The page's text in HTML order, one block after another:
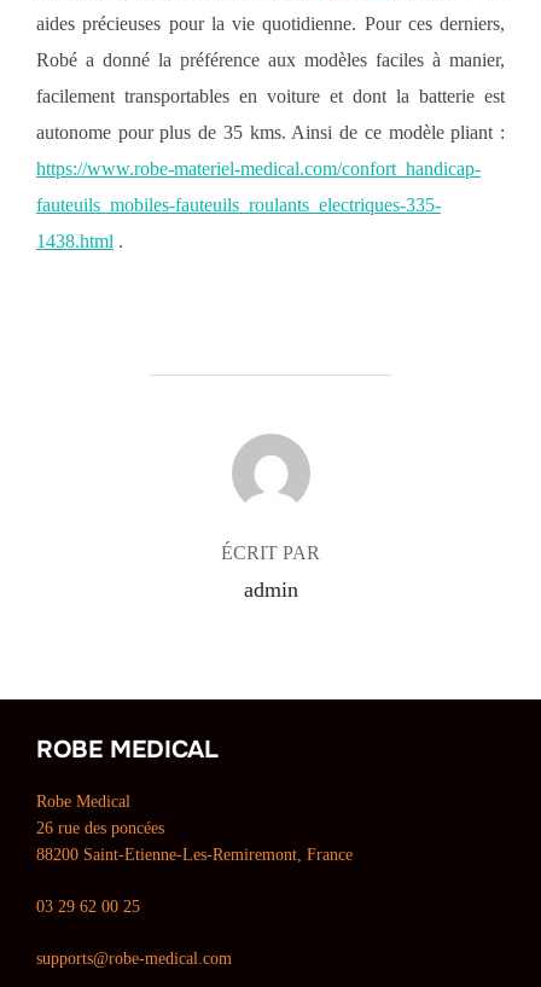
aides précieuses pour la vie quotidienne. Pour ces derniers,
Robé a donné la préférence aux modèles faciles à manier,
facilement transportables en voiture et dont la batterie est
autonome pour plus de 35 kms. Ainsi de ce modèle pliant :
https://www.robe-materiel-medical.com/confort_handicap-
fauteuils_mobiles-fauteuils_roulants_electriques-335-
1438.html .
AUTEUR DE LA PUBLICATION
ÉCRIT PAR
admin
ROBE MEDICAL
Robe Medical
26 rue des poncées
88200 Saint-Etienne-Les-Remiremont, France
03 29 62 00 25
supports@robe-medical.com